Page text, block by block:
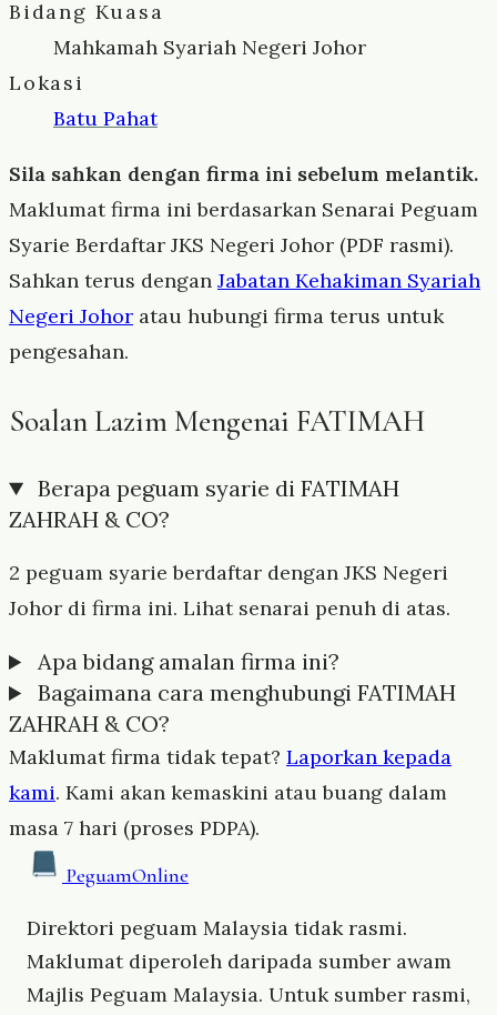
Bidang Kuasa
Mahkamah Syariah Negeri Johor
Lokasi
Batu Pahat
Sila sahkan dengan firma ini sebelum melantik.
Maklumat firma ini berdasarkan Senarai Peguam
Syarie Berdaftar JKS Negeri Johor (PDF rasmi).
Sahkan terus dengan Jabatan Kehakiman Syariah
Negeri Johor atau hubungi firma terus untuk
pengesahan.
Soalan Lazim Mengenai FATIMAH
Berapa peguam syarie di FATIMAH
ZAHRAH & CO?
2 peguam syarie berdaftar dengan JKS Negeri
Johor di firma ini. Lihat senarai penuh di atas.
Apa bidang amalan firma ini?
Bagaimana cara menghubungi FATIMAH
ZAHRAH & CO?
Maklumat firma tidak tepat? Laporkan kepada
kami. Kami akan kemaskini atau buang dalam
masa 7 hari (proses PDPA).
PeguamOnline
Direktori peguam Malaysia tidak rasmi.
Maklumat diperoleh daripada sumber awam
Majlis Peguam Malaysia. Untuk sumber rasmi,